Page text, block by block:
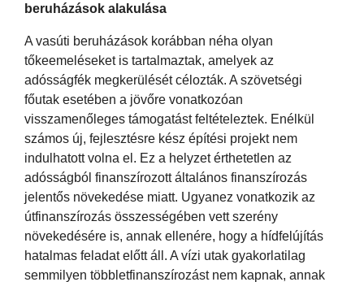
beruházások alakulása
A vasúti beruházások korábban néha olyan
tőkeemeléseket is tartalmaztak, amelyek az
adósságfék megkerülését célozták. A szövetségi
főutak esetében a jövőre vonatkozóan
visszamenőleges támogatást feltételeztek. Enélkül
számos új, fejlesztésre kész építési projekt nem
indulhatott volna el. Ez a helyzet érthetetlen az
adósságból finanszírozott általános finanszírozás
jelentős növekedése miatt. Ugyanez vonatkozik az
útfinanszírozás összességében vett szerény
növekedésére is, annak ellenére, hogy a hídfelújítás
hatalmas feladat előtt áll. A vízi utak gyakorlatilag
semmilyen többletfinanszírozást nem kapnak, annak